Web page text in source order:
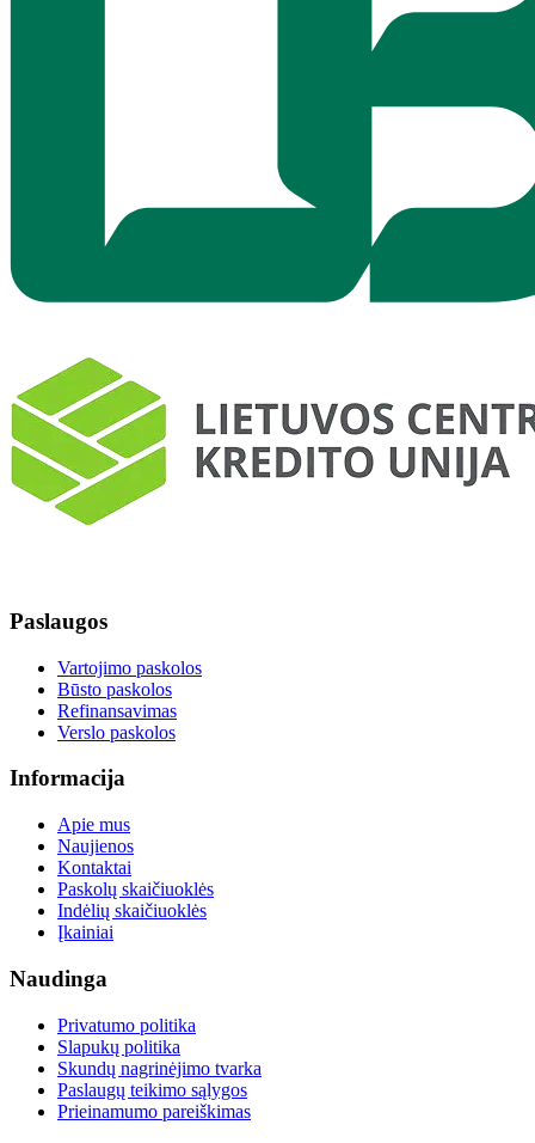
Paslaugos
Vartojimo paskolos
Būsto paskolos
Refinansavimas
Verslo paskolos
Informacija
Apie mus
Naujienos
Kontaktai
Paskolų skaičiuoklės
Indėlių skaičiuoklės
Įkainiai
Naudinga
Privatumo politika
Slapukų politika
Skundų nagrinėjimo tvarka
Paslaugų teikimo sąlygos
Prieinamumo pareiškimas